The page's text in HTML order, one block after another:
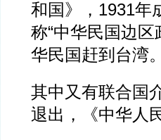
和国》，1931年
称“中华民国边
华民国赶到台湾
其中又有联合国
退出，《中华